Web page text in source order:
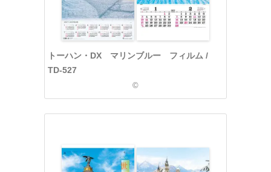
トーハン・DX マリンブルー フィルム /
TD-527
©